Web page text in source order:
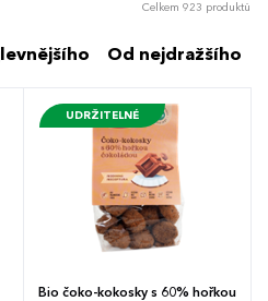
Celkem 923 produktů
Od nejdražšího
UDRŽITELNÉ
Bio čoko-kokosky s 60% hořkou